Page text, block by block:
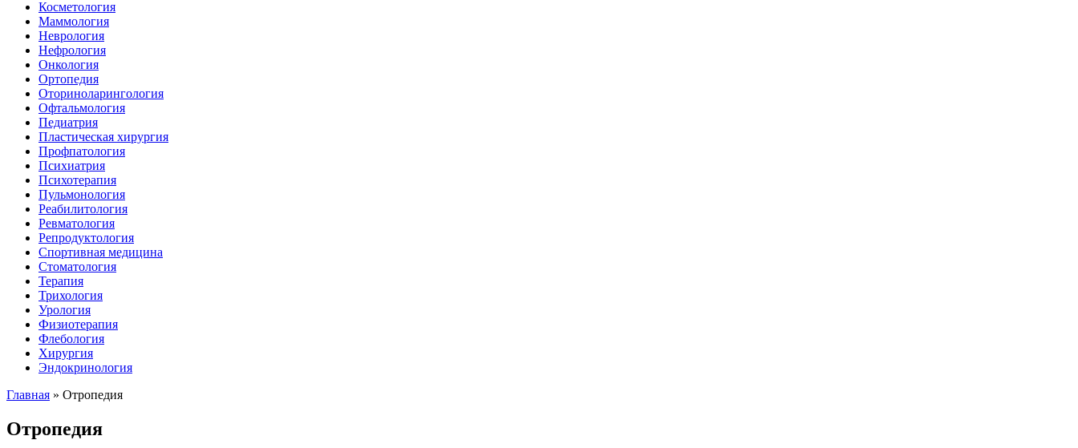
Косметология
Маммология
Неврология
Нефрология
Онкология
Ортопедия
Оториноларингология
Офтальмология
Педиатрия
Пластическая хирургия
Профпатология
Психиатрия
Психотерапия
Пульмонология
Реабилитология
Ревматология
Репродуктология
Спортивная медицина
Стоматология
Терапия
Трихология
Урология
Физиотерапия
Флебология
Хирургия
Эндокринология
Главная » Отропедия
Отропедия